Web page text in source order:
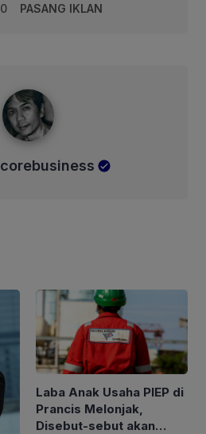
PASANG IKLAN
Laba Anak Usaha PIEP di
Prancis Melonjak,
Disebut-sebut akan